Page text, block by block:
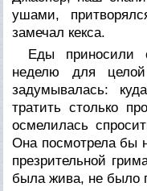
ушами,
замечал кекса.
Еды приносили
неделю для
задумывалась:
тратить столько
осмелилась
Она посмотрела бы
презрительной
была жива, не было